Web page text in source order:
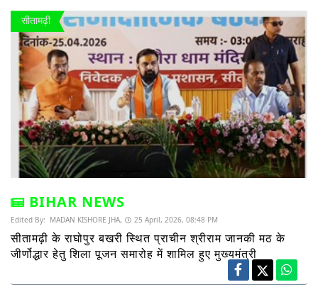
सीतामढ़ी
BIHAR NEWS
Edited By: MADAN KISHORE JHA, 25 April, 2026, 08:48 PM
सीतामढ़ी के राघोपुर बखरी स्थित प्राचीन श्रीराम जानकी मठ के
जीर्णोद्धार हेतु शिला पूजन समारोह में शामिल हुए मुख्यमंत्री